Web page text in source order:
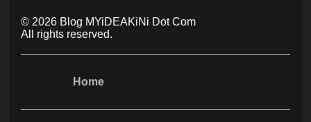
© 2026 Blog MYiDEAKiNi Dot Com
All rights reserved.
Home